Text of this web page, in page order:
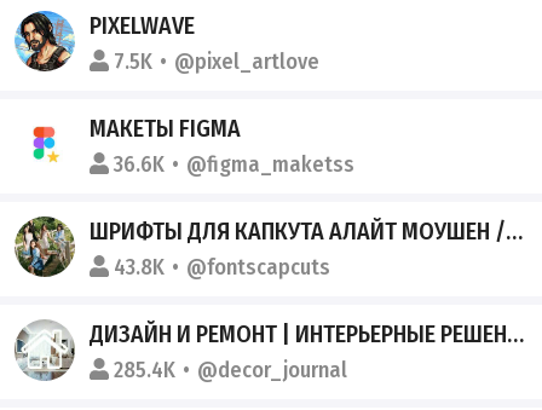
PIXELWAVE
7.5K @pixel_artlove
МАКЕТЫ FIGMA
36.6K @figma_maketss
ШРИФТЫ ДЛЯ КАПКУТА АЛАЙТ МОУШЕН / КК АМ - БЕСПЛАТНЫЕ РУССКИЕ АНГЛИЙСКИЕ ШРИФТЫ
43.8K @fontscapcuts
ДИЗАЙН И РЕМОНТ | ИНТЕРЬЕРНЫЕ РЕШЕНИЯ
285.4K @decor_journal